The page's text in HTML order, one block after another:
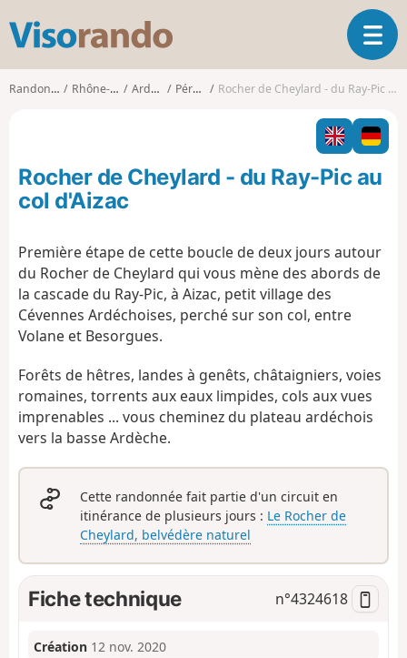
s
o
o
O
u
v
i
r
l
a
i
g
n
Randonnées Rhône-Alpes Ardèche Péreyres Rocher de Cheylard - du Ray-Pic au col d'Aizac
Rocher de Cheylard - du Ray-Pic au
col d'Aizac
Première étape de cette boucle de deux jours autour
du Rocher de Cheylard qui vous mène des abords de
la cascade du Ray-Pic, à Aizac, petit village des
Cévennes Ardéchoises, perché sur son col, entre
Volane et Besorgues.
Forêts de hêtres, landes à genêts, châtaigniers, voies
romaines, torrents aux eaux limpides, cols aux vues
imprenables ... vous cheminez du plateau ardéchois
vers la basse Ardèche.
Cette randonnée fait partie d'un circuit en
itinérance de plusieurs jours : Le Rocher de
Cheylard, belvédère naturel
Fiche technique n°4324618
Création 12 nov. 2020